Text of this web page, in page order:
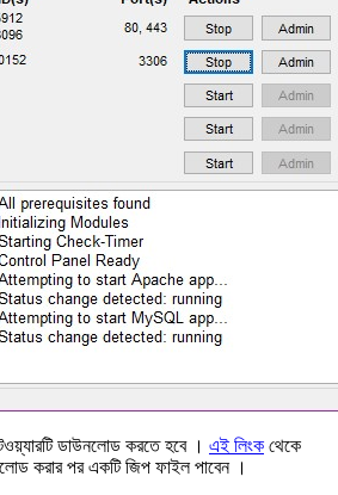
ডাউনলোড করতে হবে । এই লিংক থেকে
করার পর একটি জিপ ফাইল পাবেন ।